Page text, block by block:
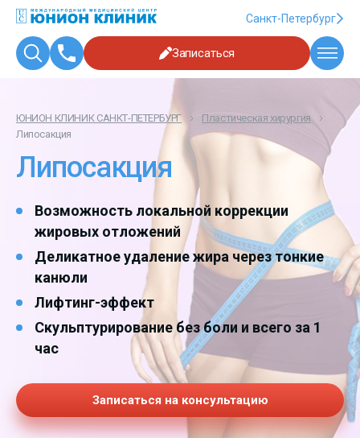
Санкт-Петербург
Записаться
ЮНИОН КЛИНИК САНКТ-ПЕТЕРБУРГ
Пластическая хирургия
Липосакция
Липосакция
Возможность локальной коррекции
жировых отложений
Деликатное удаление жира через тонкие
канюли
Лифтинг-эффект
Скульптурирование без боли и всего за 1
час
Записаться на консультацию